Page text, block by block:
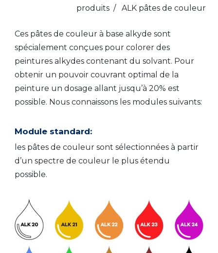
produits / ALK pâtes de couleur
Ces pâtes de couleur à base alkyde sont
spécialement conçues pour colorer des
peintures alkydes contenant du solvant. Pour
obtenir un pouvoir couvrant optimal de la
peinture un dosage allant jusqu’à 20% est
possible. Nous connaissons les modules suivants:
Module standard:
les pâtes de couleur sont sélectionnées à partir
d’un spectre de couleur le plus étendu
possible.